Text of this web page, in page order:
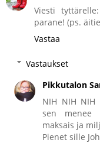
Viesti
parane! (ps.
Vastaa
Vastaukset
Pikkutalon
NIH NIH NIH
sen menee
maksais ja
Pienet sille